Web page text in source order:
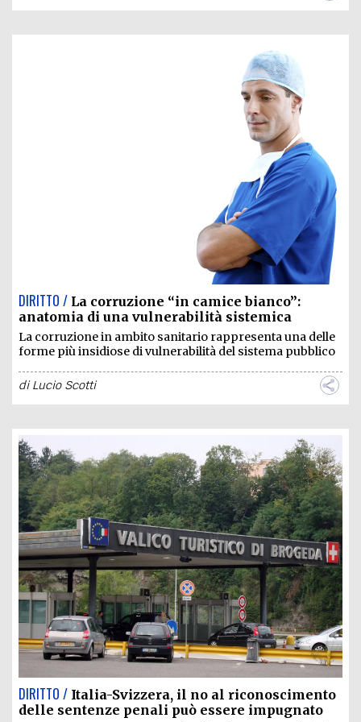
DIRITTO / La corruzione “in camice bianco”:
anatomia di una vulnerabilità sistemica
La corruzione in ambito sanitario rappresenta una delle
forme più insidiose di vulnerabilità del sistema pubblico
diLucio Scotti
DIRITTO / Italia-Svizzera, il no al riconoscimento
delle sentenze penali può essere impugnato